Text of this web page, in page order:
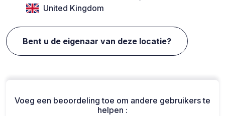
United Kingdom
Bent u de eigenaar van deze locatie?
Voeg een beoordeling toe om andere gebruikers te
helpen :